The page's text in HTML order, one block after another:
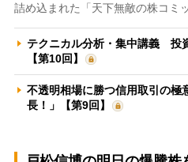
詰め込まれた「天下無敵の株コミ
テクニカル分析・集中講義 投
【第10回】
不透明相場に勝つ信用取引の
長！」【第9回】